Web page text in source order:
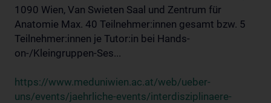
1090 Wien, Van Swieten Saal und Zentrum für
Anatomie Max. 40 Teilnehmer:innen gesamt bzw. 5
Teilnehmer:innen je Tutor:in bei Hands-
on-/Kleingruppen-Ses...
https://www.meduniwien.ac.at/web/ueber-
uns/events/jaehrliche-events/interdisziplinaere-